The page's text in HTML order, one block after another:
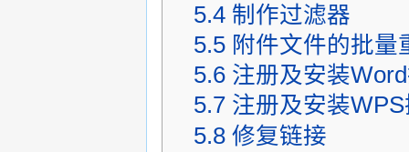
5.4 制作过滤器
5.5 附件文件的批量
5.6 注册及安装
5.7 注册及安装
5.8 修复链接